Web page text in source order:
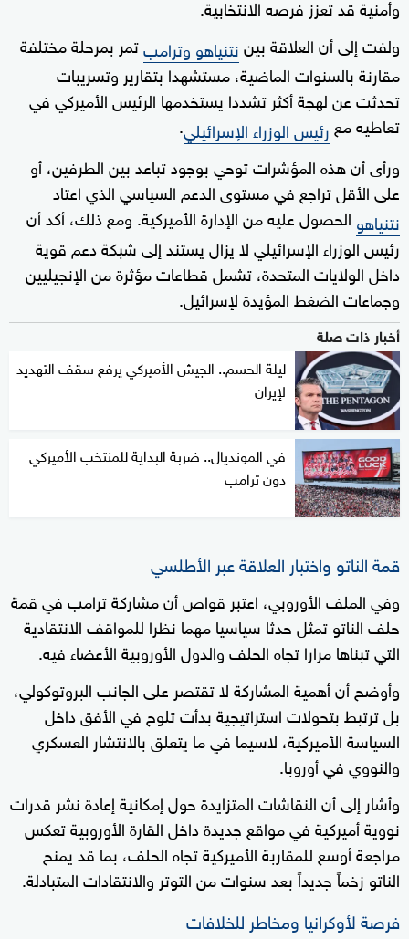
وأمنية قد تعزز فرصه الانتخابية.
ولفت إلى أن العلاقة بيننتنياهو وترامبتمر بمرحلة مختلفة
مقارنة بالسنوات الماضية، مستشهدا بتقارير وتسريبات
تحدثت عن لهجة أكثر تشددا يستخدمها الرئيس الأميركي في
تعاطيه معرئيس الوزراء الإسرائيلي.
ورأى أن هذه المؤشرات توحي بوجود تباعد بين الطرفين، أو
على الأقل تراجع في مستوى الدعم السياسي الذي اعتاد
نتنياهو الحصول عليه من الإدارة الأميركية. ومع ذلك، أكد أن
رئيس الوزراء الإسرائيلي لا يزال يستند إلى شبكة دعم قوية
داخل الولايات المتحدة، تشمل قطاعات مؤثرة من الإنجيليين
وجماعات الضغط المؤيدة لإسرائيل.
أخبار ذات صلة
ليلة الحسم.. الجيش الأميركي يرفع سقف التهديد
لإيران
في المونديال.. ضربة البداية للمنتخب الأميركي
دون ترامب
قمة الناتو واختبار العلاقة عبر الأطلسي
وفي الملف الأوروبي، اعتبر قواص أن مشاركة ترامب في قمة
حلف الناتو تمثل حدثا سياسيا مهما نظرا للمواقف الانتقادية
التي تبناها مرارا تجاه الحلف والدول الأوروبية الأعضاء فيه.
وأوضح أن أهمية المشاركة لا تقتصر على الجانب البروتوكولي،
بل ترتبط بتحولات استراتيجية بدأت تلوح في الأفق داخل
السياسة الأميركية، لاسيما في ما يتعلق بالانتشار العسكري
والنووي في أوروبا.
وأشار إلى أن النقاشات المتزايدة حول إمكانية إعادة نشر قدرات
نووية أميركية في مواقع جديدة داخل القارة الأوروبية تعكس
مراجعة أوسع للمقاربة الأميركية تجاه الحلف، بما قد يمنح
الناتو زخماً جديداً بعد سنوات من التوتر والانتقادات المتبادلة.
فرصة لأوكرانيا ومخاطر للخلافات